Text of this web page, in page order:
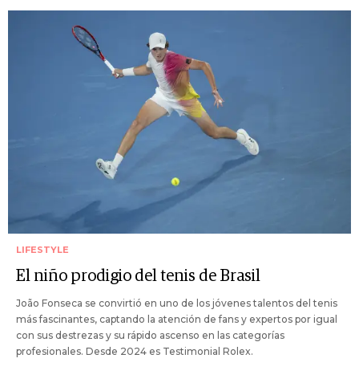
LIFESTYLE
El niño prodigio del tenis de Brasil
João Fonseca se convirtió en uno de los jóvenes talentos del tenis
más fascinantes, captando la atención de fans y expertos por igual
con sus destrezas y su rápido ascenso en las categorías
profesionales. Desde 2024 es Testimonial Rolex.